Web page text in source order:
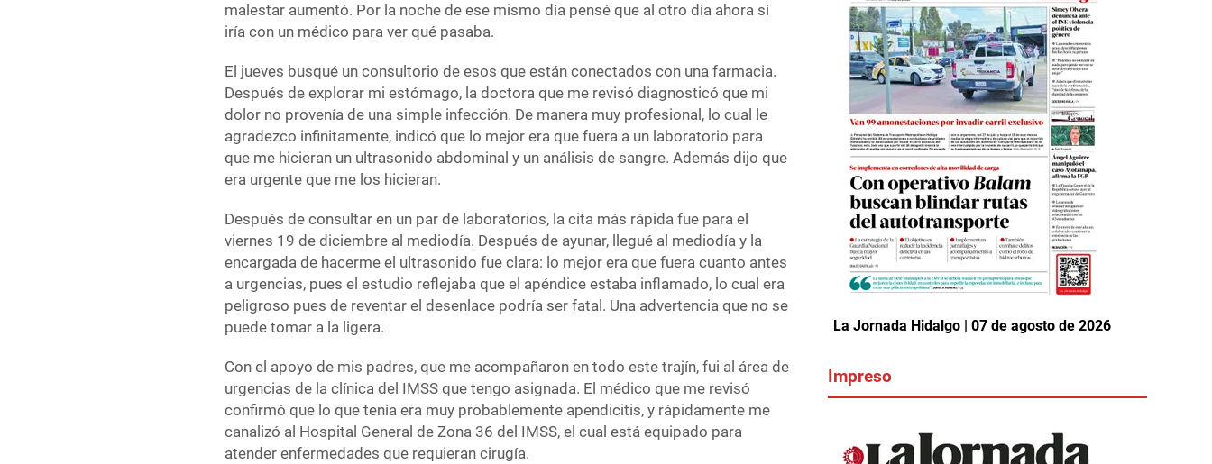
malestar aumentó. Por la noche de ese mismo día pensé que al otro día ahora sí
iría con un médico para ver qué pasaba.
El jueves busqué un consultorio de esos que están conectados con una farmacia.
Después de explorar mi estómago, la doctora que me revisó diagnosticó que mi
dolor no provenía de una simple infección. De manera muy profesional, lo cual le
agradezco infinitamente, indicó que lo mejor era que fuera a un laboratorio para
que me hicieran un ultrasonido abdominal y un análisis de sangre. Además dijo que
era urgente que me los hicieran.
Después de consultar en un par de laboratorios, la cita más rápida fue para el
viernes 19 de diciembre al mediodía. Después de ayunar, llegué al mediodía y la
encargada de hacerme el ultrasonido fue clara: lo mejor era que fuera cuanto antes
a urgencias, pues el estudio reflejaba que el apéndice estaba inflamado, lo cual era
peligroso pues de reventar el desenlace podría ser fatal. Una advertencia que no se
puede tomar a la ligera.
Con el apoyo de mis padres, que me acompañaron en todo este trajín, fui al área de
urgencias de la clínica del IMSS que tengo asignada. El médico que me revisó
confirmó que lo que tenía era muy probablemente apendicitis, y rápidamente me
canalizó al Hospital General de Zona 36 del IMSS, el cual está equipado para
atender enfermedades que requieran cirugía.
La Jornada Hidalgo | 07 de agosto de 2026
Impreso